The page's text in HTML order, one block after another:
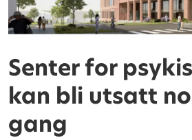
Senter for
kan bli utsatt
gang